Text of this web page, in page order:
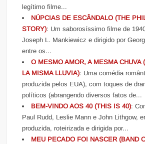
legítimo filme...
NÚPCIAS DE ESCÂNDALO (THE
STORY): Um saborosíssimo filme de
Joseph L. Mankiewicz e dirigido por
entre os...
O MESMO AMOR, A MESMA CHUVA
LA MISMA LLUVIA): Uma comédia
produzida pelos EUA), com toques de
políticos (abrangendo diversos fatos de...
BEM-VINDO AOS 40 (THIS IS 40):
Paul Rudd, Leslie Mann e John Lithgow,
produzida, roteirizada e dirigida por...
MEU PECADO FOI NASCER (BAND